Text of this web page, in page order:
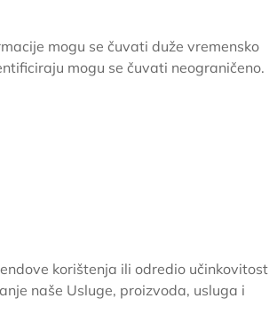
mogu se čuvati duže vremensko
mogu se čuvati neograničeno.
korištenja ili odredio učinkovitost
naše Usluge, proizvoda, usluga i